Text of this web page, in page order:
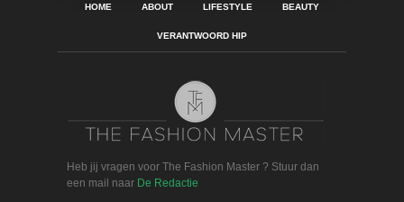
HOME ABOUT LIFESTYLE BEAUTY
VERANTWOORD HIP
Heb jij vragen voor The Fashion Master ? Stuur dan
een mail naar De Redactie